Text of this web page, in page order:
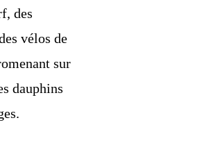
des
vélos de
sur
dauphins